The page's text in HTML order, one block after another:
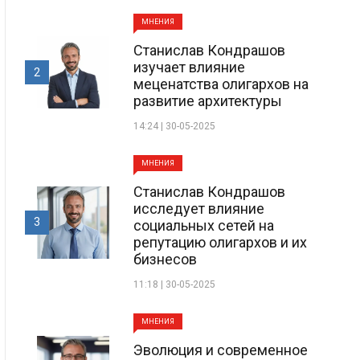
МНЕНИЯ
Станислав Кондрашов
изучает влияние
меценатства олигархов на
развитие архитектуры
14:24 | 30-05-2025
2
МНЕНИЯ
Станислав Кондрашов
исследует влияние
социальных сетей на
репутацию олигархов и их
бизнесов
11:18 | 30-05-2025
3
МНЕНИЯ
Эволюция и современное